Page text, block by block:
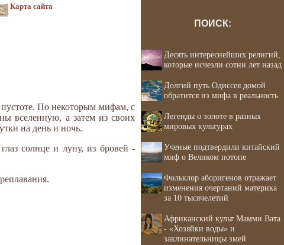
Карта сайта
По некоторым мифам, с
вселенную, а затем из своих
на день и ночь.
солнце и луну, из бровей -
ПОИСК:
Десять интереснейших религий,
которые исчезли сотни лет назад
Долгий путь Одиссея домой
обратится из мифа в реальность
Легенды о золоте в разных
мировых культурах
Ученые подтвердили китайский
миф о Великом потопе
Фольклор аборигенов отражает
изменения очертаний материка
за 10 тысячелетий
Африканский культ Мамми Вата
- «Хозяйки воды» и
заклинательницы змей